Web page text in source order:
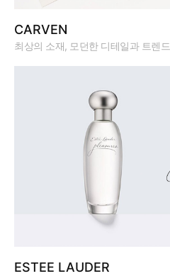
CARVEN
최상의 소재, 모던한 디테일과 트렌드
ESTEE LAUDER